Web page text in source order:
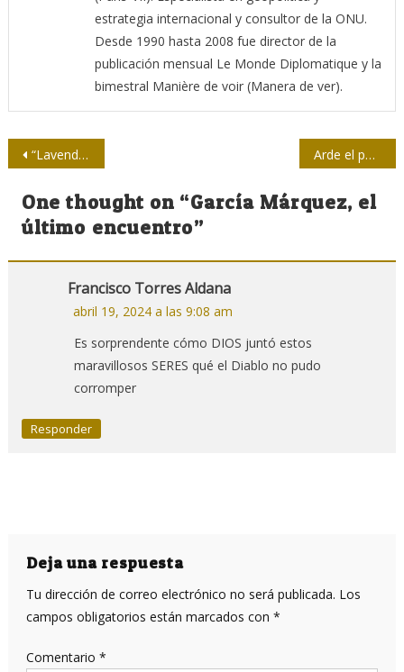
estrategia internacional y consultor de la ONU.
Desde 1990 hasta 2008 fue director de la
publicación mensual Le Monde Diplomatique y la
bimestral Manière de voir (Manera de ver).
Navegación
de
entradas
“Lavender”, la máquina de Inteligencia Artificial que dirige los bombardeos israelíes en Gaza Arde el palomar de Picasso en Palestina
One thought on “García Márquez, el
último encuentro”
Francisco Torres Aldana
abril 19, 2024 a las 9:08 am
Es sorprendente cómo DIOS juntó estos
maravillosos SERES qué el Diablo no pudo
corromper
Responder
Deja una respuesta
Tu dirección de correo electrónico no será publicada. Los
campos obligatorios están marcados con *
Comentario *